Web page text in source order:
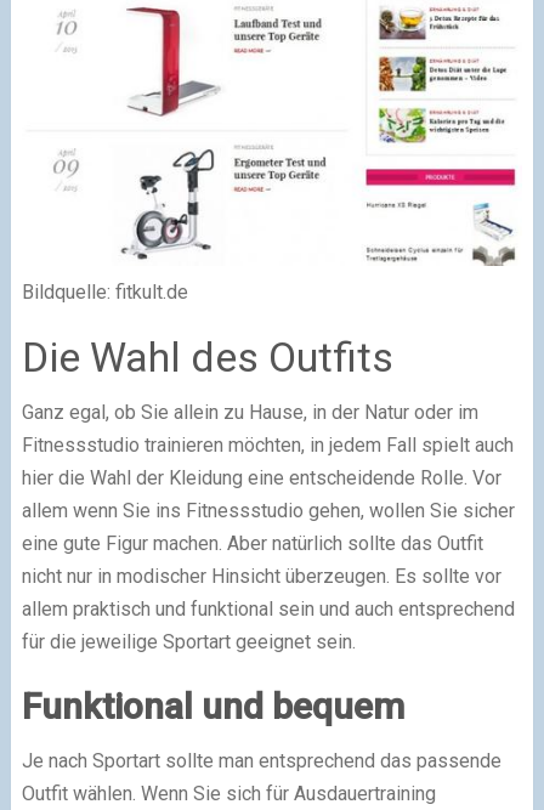
Bildquelle: fitkult.de
Die Wahl des Outfits
Ganz egal, ob Sie allein zu Hause, in der Natur oder im
Fitnessstudio trainieren möchten, in jedem Fall spielt auch
hier die Wahl der Kleidung eine entscheidende Rolle. Vor
allem wenn Sie ins Fitnessstudio gehen, wollen Sie sicher
eine gute Figur machen. Aber natürlich sollte das Outfit
nicht nur in modischer Hinsicht überzeugen. Es sollte vor
allem praktisch und funktional sein und auch entsprechend
für die jeweilige Sportart geeignet sein.
Funktional und bequem
Je nach Sportart sollte man entsprechend das passende
Outfit wählen. Wenn Sie sich für Ausdauertraining